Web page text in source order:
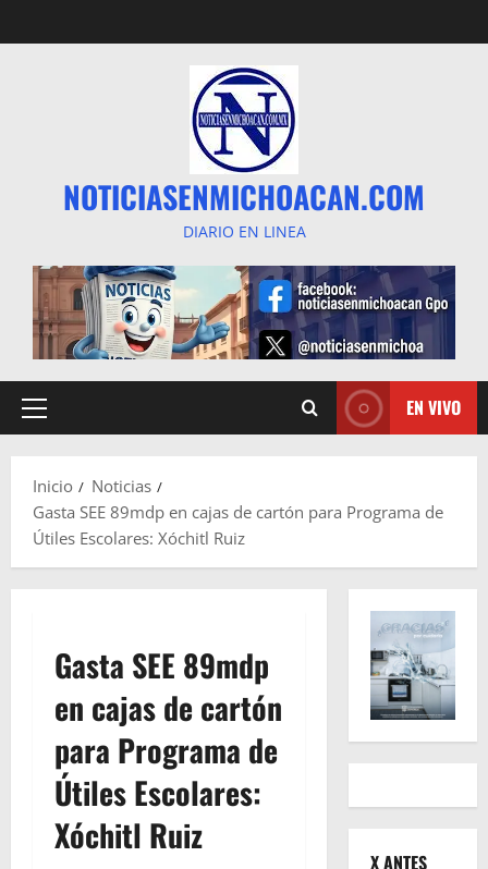
al
NOTICIASENMICHOACAN.COM
DIARIO EN LINEA
Menú
EN VIVO
Inicio
Noticias
Gasta SEE 89mdp en cajas de cartón para Programa de
Útiles Escolares: Xóchitl Ruiz
Gasta SEE 89mdp
en cajas de cartón
para Programa de
Útiles Escolares:
Xóchitl Ruiz
X ANTES